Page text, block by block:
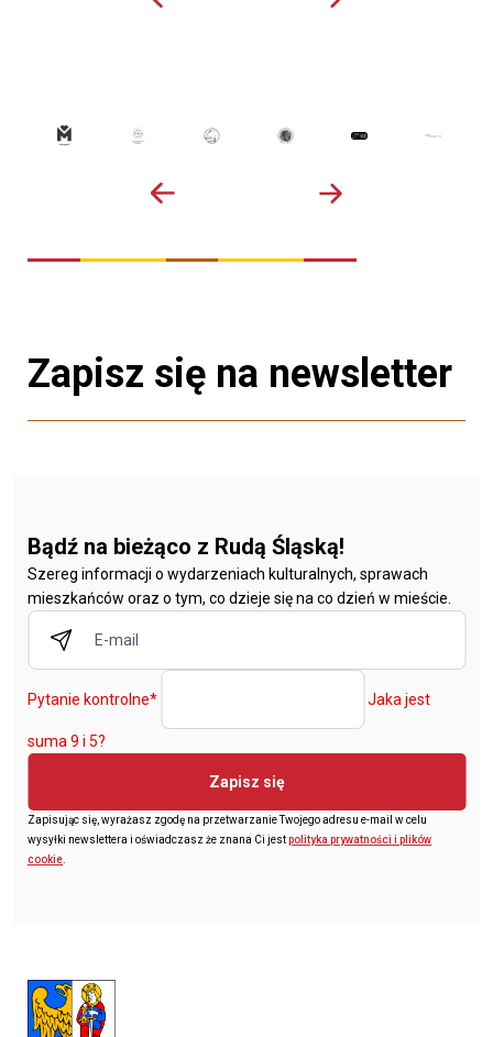
Zapisz się na newsletter
Bądź na bieżąco z Rudą Śląską!
Szereg informacji o wydarzeniach kulturalnych, sprawach
mieszkańców oraz o tym, co dzieje się na co dzień w mieście.
Pytanie kontrolne* Jaka jest
suma 9 i 5?
Zapisz się
Zapisując się, wyrażasz zgodę na przetwarzanie Twojego adresu e-mail w celu
wysyłki newslettera i oświadczasz że znana Ci jestpolityka prywatności i plików
cookie.